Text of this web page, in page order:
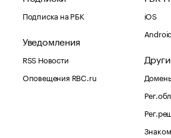
Подписка на РБК
Уведомления
RSS Новости
Оповещения RBC.ru
iOS